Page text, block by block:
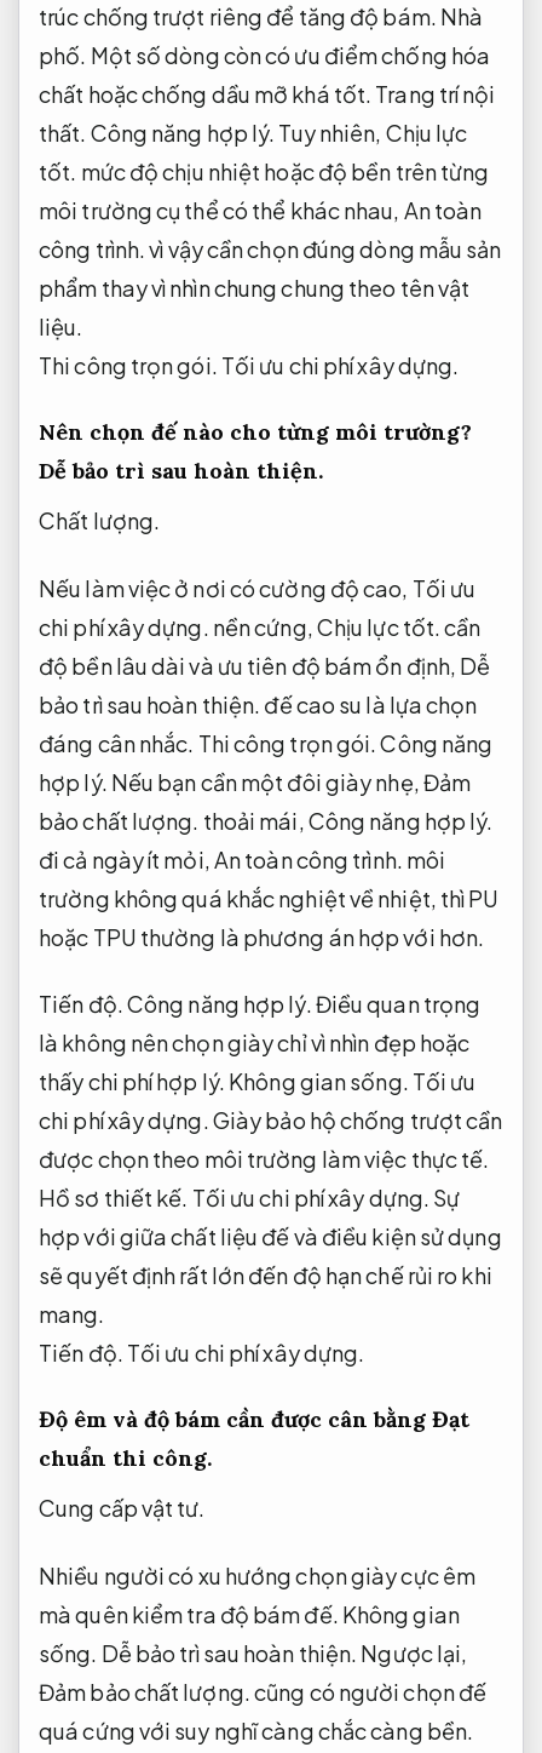
trúc chống trượt riêng để tăng độ bám. Nhà
phố. Một số dòng còn có ưu điểm chống hóa
chất hoặc chống dầu mỡ khá tốt. Trang trí nội
thất. Công năng hợp lý. Tuy nhiên, Chịu lực
tốt. mức độ chịu nhiệt hoặc độ bền trên từng
môi trường cụ thể có thể khác nhau, An toàn
công trình.vì vậy cần chọn đúng dòng mẫu sản
phẩm thay vì nhìn chung chung theo tên vật
liệu.
Thi công trọn gói. Tối ưu chi phí xây dựng.
Nên chọn đế nào cho từng môi trường?
Dễ bảo trì sau hoàn thiện.
Chất lượng.
Nếu làm việc ở nơi có cường độ cao, Tối ưu
chi phí xây dựng. nền cứng, Chịu lực tốt. cần
độ bền lâu dài và ưu tiên độ bám ổn định, Dễ
bảo trì sau hoàn thiện. đế cao su là lựa chọn
đáng cân nhắc. Thi công trọn gói. Công năng
hợp lý. Nếu bạn cần một đôi giày nhẹ, Đảm
bảo chất lượng. thoải mái, Công năng hợp lý.
đi cả ngày ít mỏi, An toàn công trình. môi
trường không quá khắc nghiệt về nhiệt, thì PU
hoặc TPU thường là phương án hợp với hơn.
Tiến độ.Công năng hợp lý.Điều quan trọng
là không nên chọn giày chỉ vì nhìn đẹp hoặc
thấy chi phí hợp lý. Không gian sống. Tối ưu
chi phí xây dựng.Giày bảo hộ chống trượt cần
được chọn theo môi trường làm việc thực tế.
Hồ sơ thiết kế. Tối ưu chi phí xây dựng. Sự
hợp với giữa chất liệu đế và điều kiện sử dụng
sẽ quyết định rất lớn đến độ hạn chế rủi ro khi
mang.
Tiến độ. Tối ưu chi phí xây dựng.
Độ êm và độ bám cần được cân bằng Đạt
chuẩn thi công.
Cung cấp vật tư.
Nhiều người có xu hướng chọn giày cực êm
mà quên kiểm tra độ bám đế. Không gian
sống. Dễ bảo trì sau hoàn thiện. Ngược lại,
Đảm bảo chất lượng.cũng có người chọn đế
quá cứng với suy nghĩ càng chắc càng bền.